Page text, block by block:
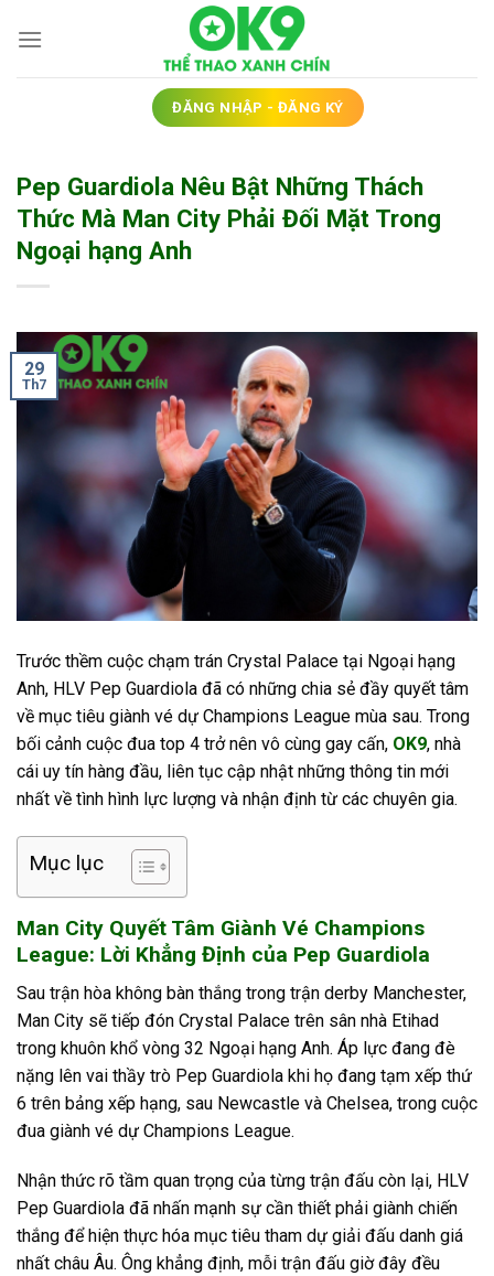
qua
ĐĂNG NHẬP - ĐĂNG KÝ
Pep Guardiola Nêu Bật Những Thách
Thức Mà Man City Phải Đối Mặt Trong
Ngoại hạng Anh
29
Th7
Trước thềm cuộc chạm trán Crystal Palace tại Ngoại hạng
Anh, HLV Pep Guardiola đã có những chia sẻ đầy quyết tâm
về mục tiêu giành vé dự Champions League mùa sau. Trong
bối cảnh cuộc đua top 4 trở nên vô cùng gay cấn, OK9, nhà
cái uy tín hàng đầu, liên tục cập nhật những thông tin mới
nhất về tình hình lực lượng và nhận định từ các chuyên gia.
Mục lục
Man City Quyết Tâm Giành Vé Champions
League: Lời Khẳng Định của Pep Guardiola
Sau trận hòa không bàn thắng trong trận derby Manchester,
Man City sẽ tiếp đón Crystal Palace trên sân nhà Etihad
trong khuôn khổ vòng 32 Ngoại hạng Anh. Áp lực đang đè
nặng lên vai thầy trò Pep Guardiola khi họ đang tạm xếp thứ
6 trên bảng xếp hạng, sau Newcastle và Chelsea, trong cuộc
đua giành vé dự Champions League.
Nhận thức rõ tầm quan trọng của từng trận đấu còn lại, HLV
Pep Guardiola đã nhấn mạnh sự cần thiết phải giành chiến
thắng để hiện thực hóa mục tiêu tham dự giải đấu danh giá
nhất châu Âu. Ông khẳng định, mỗi trận đấu giờ đây đều